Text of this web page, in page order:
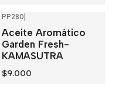
PP280
Aceite Aromático
Garden Fresh-
KAMASUTRA
$9.000